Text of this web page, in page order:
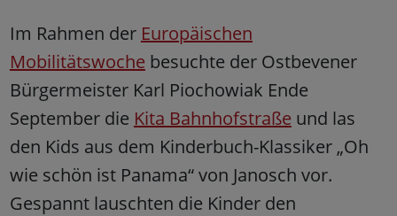
Im Rahmen der Europäischen
Mobilitätswoche besuchte der Ostbevener
Bürgermeister Karl Piochowiak Ende
September die Kita Bahnhofstraße und las
den Kids aus dem Kinderbuch-Klassiker „Oh
wie schön ist Panama“ von Janosch vor.
Gespannt lauschten die Kinder den